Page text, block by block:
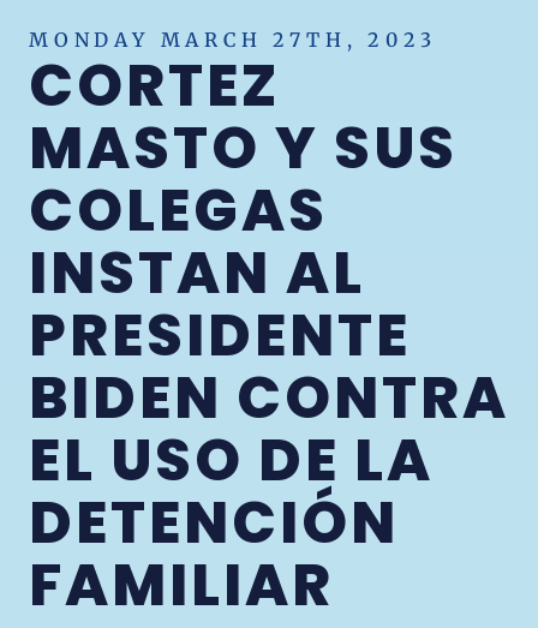
MONDAY MARCH 27TH, 2023
CORTEZ
MASTO Y SUS
COLEGAS
INSTAN AL
PRESIDENTE
BIDEN CONTRA
EL USO DE LA
DETENCIÓN
FAMILIAR